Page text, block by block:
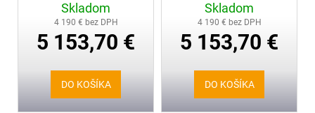
40
Skladom
4 190 € bez DPH
5 153,70 €
DO KOŠÍKA
50
Skladom
4 190 € bez DPH
5 153,70 €
DO KOŠÍKA